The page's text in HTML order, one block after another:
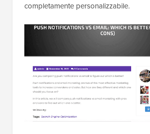
completamente personalizzabile.